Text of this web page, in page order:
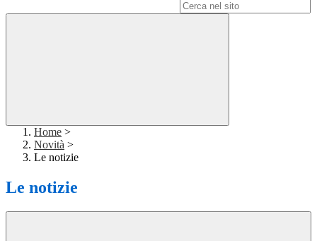
Home >
Novità >
Le notizie
Le notizie